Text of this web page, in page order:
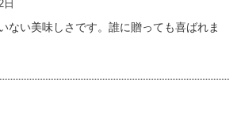
日
ない美味しさです。誰に贈っても喜ばれま